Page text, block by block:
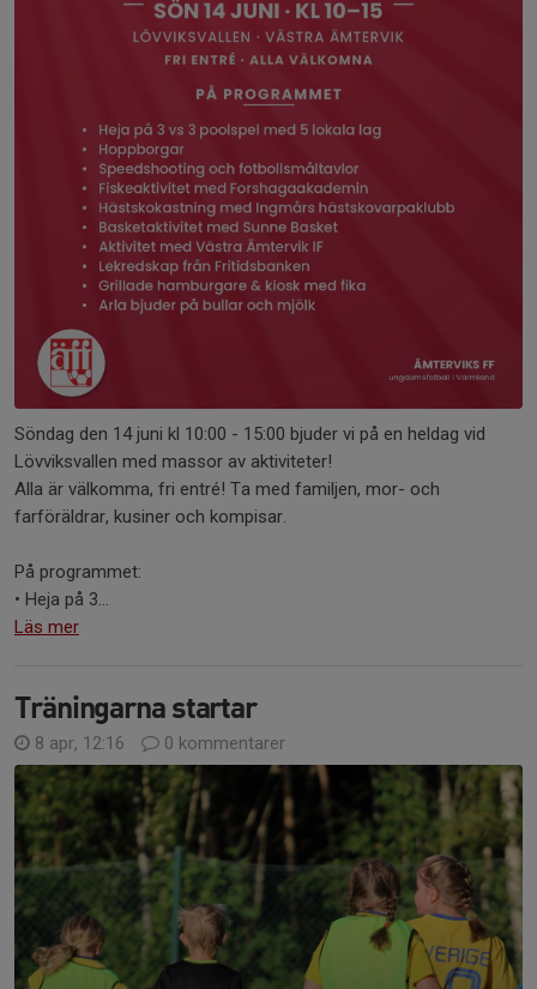
Söndag den 14 juni kl 10:00 - 15:00 bjuder vi på en heldag vid
Lövviksvallen med massor av aktiviteter!
Alla är välkomma, fri entré! Ta med familjen, mor- och
farföräldrar, kusiner och kompisar.
På programmet:
• Heja på 3...
Läs mer
Träningarna startar
8 apr, 12:16 0 kommentarer